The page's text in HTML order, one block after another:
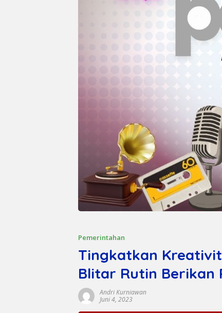
Pemerintahan
Tingkatkan
Blitar Rutin Berikan
Andri Kurniawan
Juni 4, 2023